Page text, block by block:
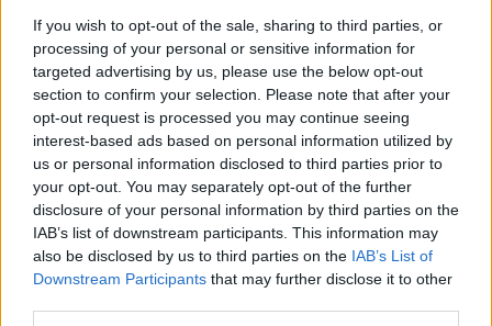
If you wish to opt-out of the sale, sharing to third parties, or
processing of your personal or sensitive information for
targeted advertising by us, please use the below opt-out
section to confirm your selection. Please note that after your
opt-out request is processed you may continue seeing
interest-based ads based on personal information utilized by
us or personal information disclosed to third parties prior to
your opt-out. You may separately opt-out of the further
disclosure of your personal information by third parties on the
IAB’s list of downstream participants. This information may
also be disclosed by us to third parties on the IAB’s List of
Downstream Participants that may further disclose it to other
Codycross Museo d'Arte soluzioni
Codycross A tutta acqua soluzioni
Codycross Tour del Brasile soluzioni
Codycross Anni Ottanta soluzioni
Codycross Alle terme soluzioni
Codycross In campeggio soluzioni
Codycross Viaggio in Spagna